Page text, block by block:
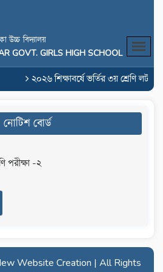
উচ্চ বিদ্যালয়
GOVT. GIRLS HIGH SCHOOL
২০২৬ শিক্ষাবর্ষে ভর্তির ৩য় শ্রেণি
নোটিশ বোর্ড
পরীক্ষা -২
Website Creation | All Rights